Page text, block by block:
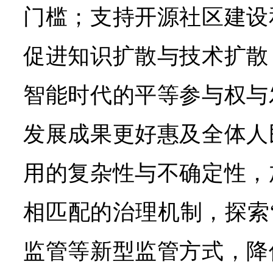
门槛；支持开源社区建
促进知识扩散与技术扩
智能时代的平等参与权
发展成果更好惠及全体
用的复杂性与不确定性
相匹配的治理机制，探
监管等新型监管方式，